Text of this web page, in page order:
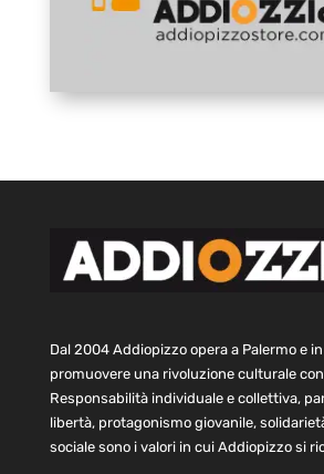
Dal 2004 Addiopizzo opera a Palermo e
promuovere una rivoluzione culturale
Responsabilità individuale e collettiva,
libertà, protagonismo giovanile,
sociale sono i valori in cui Addiopizzo si